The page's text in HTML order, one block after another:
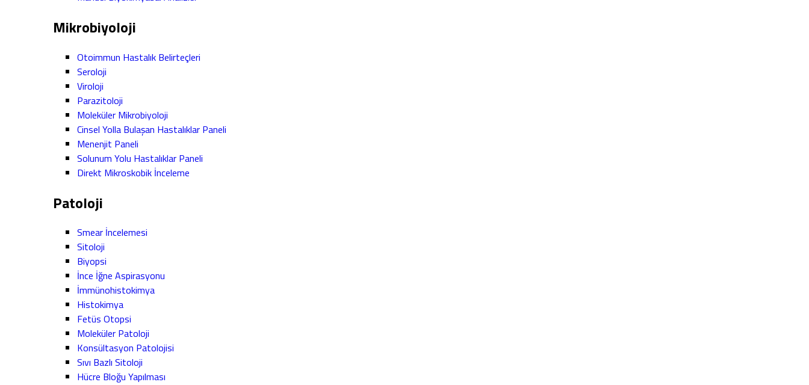
Mikrobiyoloji
Otoimmun Hastalık Belirteçleri
Seroloji
Viroloji
Parazitoloji
Moleküler Mikrobiyoloji
Cinsel Yolla Bulaşan Hastalıklar Paneli
Menenjit Paneli
Solunum Yolu Hastalıklar Paneli
Direkt Mikroskobik İnceleme
Patoloji
Smear İncelemesi
Sitoloji
Biyopsi
İnce İğne Aspirasyonu
İmmünohistokimya
Histokimya
Fetüs Otopsi
Moleküler Patoloji
Konsültasyon Patolojisi
Sıvı Bazlı Sitoloji
Hücre Bloğu Yapılması